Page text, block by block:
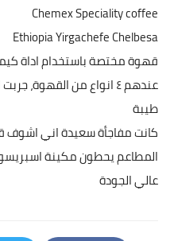
Chemex Speciality coffee
Ethiopia Yirgachefe Chelbesa
قهوة مختصة باستخدام اداة
عندهم ٤ انواع من القهوة،
طيبة
كانت مفاجأة سعيدة اني
المطاعم يحطون مكينة
عالي الجودة